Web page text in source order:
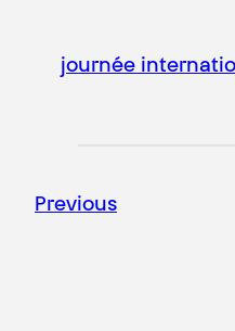
journée
Previous